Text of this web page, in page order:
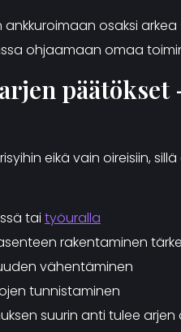
ankkuroimaan osaksi
ohjaamaan omaa
eikä vain oireisiin,
tai työuralla
rakentaminen
vähentäminen
tunnistaminen
suurin anti tulee